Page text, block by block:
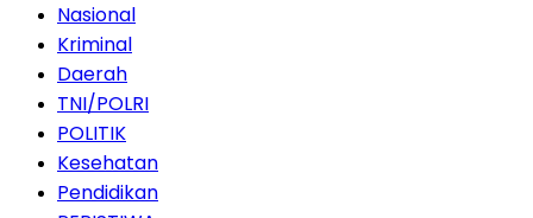
Nasional
Kriminal
Daerah
TNI/POLRI
POLITIK
Kesehatan
Pendidikan